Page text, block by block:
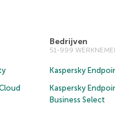
Bedrijven
51-999
Kaspersky
Kaspersky
Business Select